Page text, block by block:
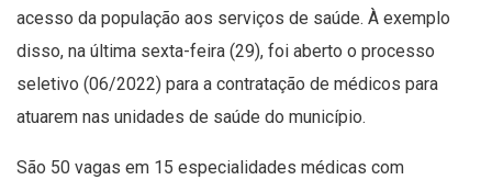
acesso da população aos serviços de saúde. À exemplo
disso, na última sexta-feira (29), foi aberto o processo
seletivo (06/2022) para a contratação de médicos para
atuarem nas unidades de saúde do município.
São 50 vagas em 15 especialidades médicas com